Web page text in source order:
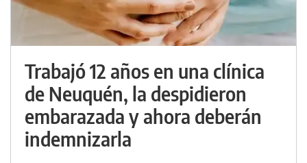
Trabajó 12 años en una clínica
de Neuquén, la despidieron
embarazada y ahora deberán
indemnizarla